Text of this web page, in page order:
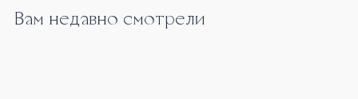
Вам недавно смотрели